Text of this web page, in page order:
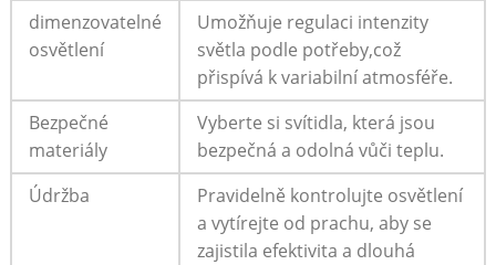
dimenzovatelné
osvětlení
Umožňuje regulaci intenzity
světla podle potřeby,což
přispívá k⁢ variabilní atmosféře.
Bezpečné
materiály
Vyberte ‍si svítidla, která jsou
bezpečná a odolná vůči teplu.
Údržba
Pravidelně⁤ kontrolujte osvětlení
a vytírejte od prachu, aby se
zajistila efektivita⁢ a dlouhá